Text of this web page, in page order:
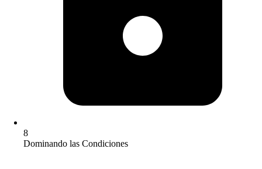
8
Dominando las Condiciones